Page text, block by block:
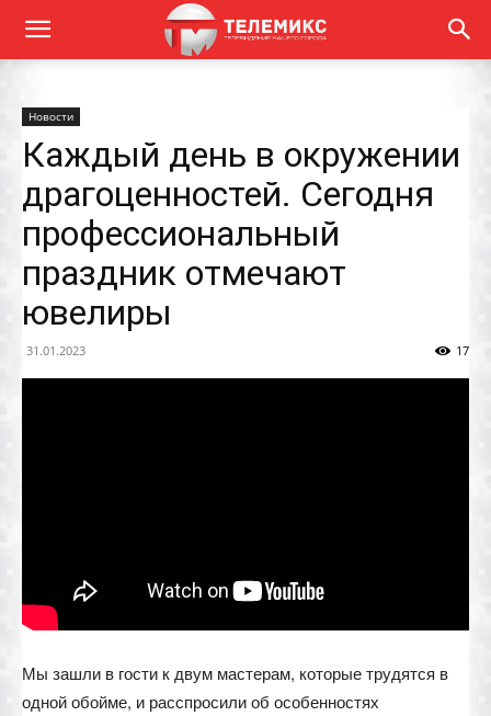
Новости
Каждый день в окружении
драгоценностей. Сегодня
профессиональный
праздник отмечают
ювелиры
31.01.2023 17
Мы зашли в гости к двум мастерам, которые трудятся в
одной обойме, и расспросили об особенностях